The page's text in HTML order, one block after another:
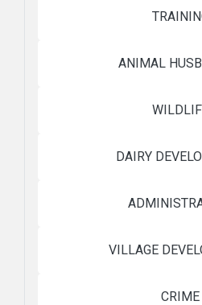
ANIMAL
DAIRY
VILLAGE
CRIME